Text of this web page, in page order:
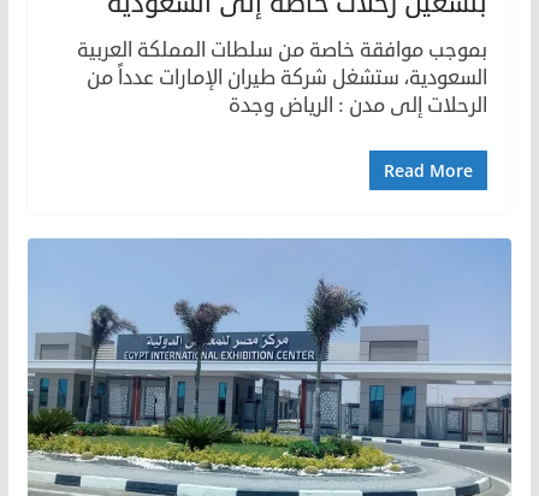
بموجب موافقة خاصة من سلطات المملكة العربية
السعودية، ستشغل شركة طيران الإمارات عدداً من
الرحلات إلى مدن : الرياض وجدة
Read More